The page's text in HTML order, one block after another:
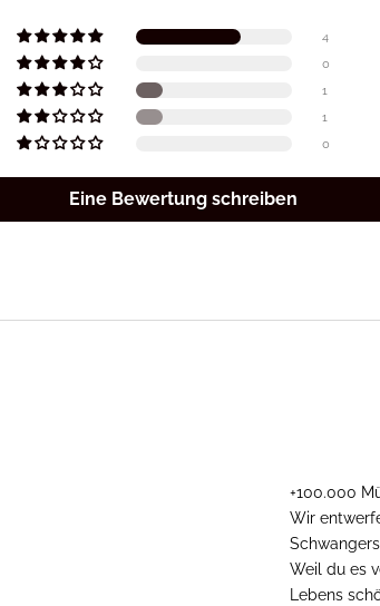
4
0
1
1
0
Eine Bewertung schreiben
+100.000
Wir
Weil du es
Lebens